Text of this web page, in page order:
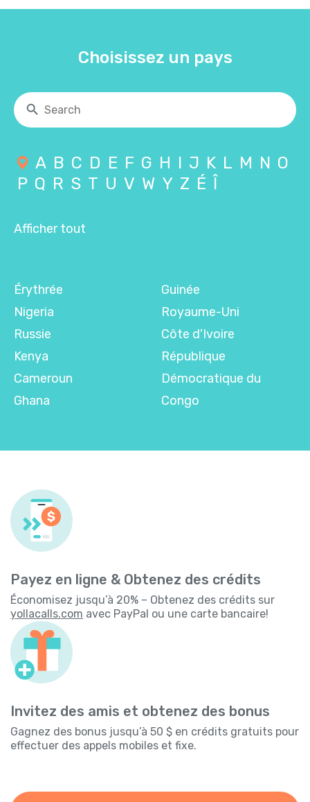
Choisissez un pays
A B C D E F G H I J K L M N O
P Q R S T U V W Y Z É Î
Afficher tout
Érythrée
Nigeria
Russie
Kenya
Cameroun
Ghana
Guinée
Royaume-Uni
Côte d'Ivoire
République
Démocratique du
Congo
Payez en ligne & Obtenez des crédits
Économisez jusqu’à 20% – Obtenez des crédits sur
yollacalls.com avec PayPal ou une carte bancaire!
Invitez des amis et obtenez des bonus
Gagnez des bonus jusqu’à 50 $ en crédits gratuits pour
effectuer des appels mobiles et fixe.